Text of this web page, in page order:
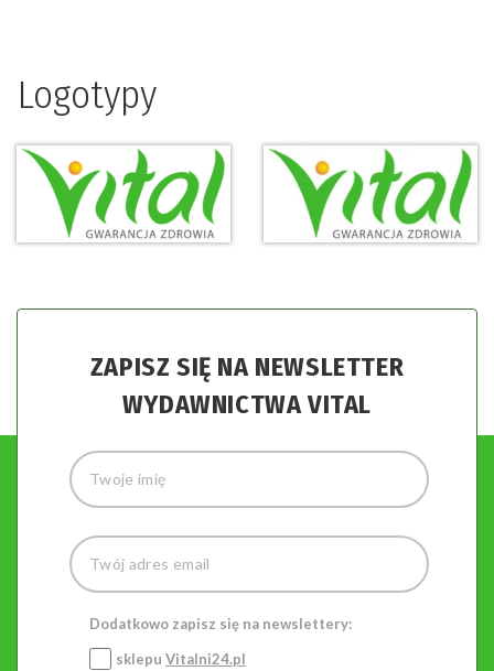
Logotypy
ZAPISZ SIĘ NA NEWSLETTER
WYDAWNICTWA VITAL
Dodatkowo zapisz się na newslettery:
sklepu Vitalni24.pl